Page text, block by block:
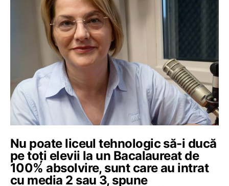
Nu poate liceul tehnologic să-i ducă
pe toți elevii la un Bacalaureat de
100% absolvire, sunt care au intrat
cu media 2 sau 3, spune